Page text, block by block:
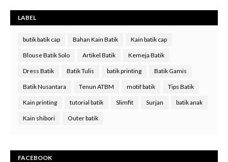
LABEL
butik batik cap Bahan Kain Batik Kain batik cap
Blouse Batik Solo Artikel Batik Kemeja Batik
Dress Batik Batik Tulis batik printing Batik Gamis
Batik Nusantara Tenun ATBM motif batik Tips Batik
Kain printing tutorial batik Slimfit Surjan batik anak
Kain shibori Outer batik
FACEBOOK